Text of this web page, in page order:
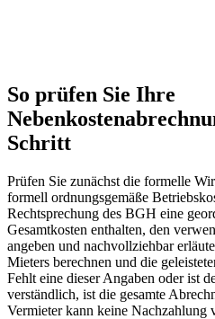
So prüfen Sie Ihre
Schritt
Prüfen Sie zunächst die formelle
formell ordnungsgemäße
Rechtsprechung des BGH eine
Gesamtkosten enthalten, den
angeben und nachvollziehbar
Mieters berechnen und die
Fehlt eine dieser Angaben oder ist
verständlich, ist die gesamte
Vermieter kann keine Nachzahlung